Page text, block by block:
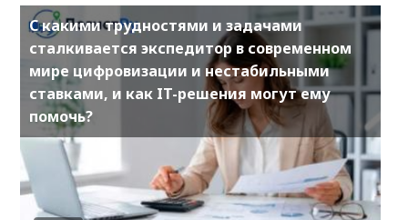
С какими трудностями и задачами
сталкивается экспедитор в современном
мире цифровизации и нестабильными
ставками, и как IT-решения могут ему
помочь?